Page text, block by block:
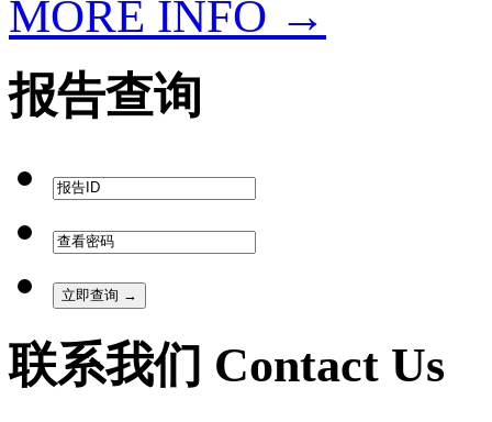
MORE INFO →
报告查询
联系我们 Contact Us